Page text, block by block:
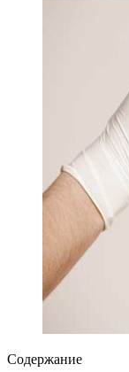
Содержание